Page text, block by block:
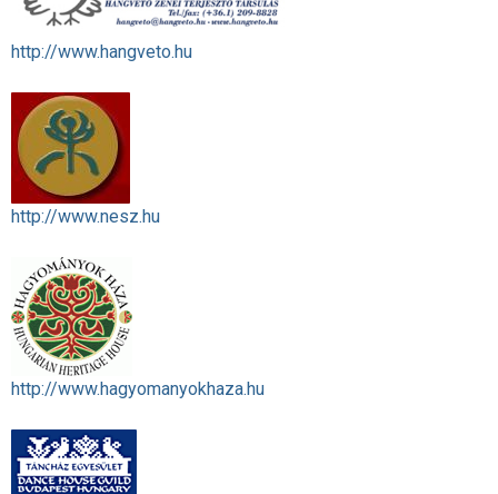
http://www.hangveto.hu
http://www.nesz.hu
http://www.hagyomanyokhaza.hu